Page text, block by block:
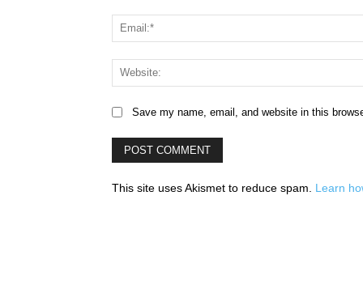
Save my name, email, and website in this
This site uses Akismet to reduce spam. Learn